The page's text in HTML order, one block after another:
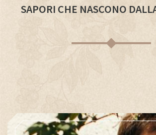
SAPORI CHE NASCONO